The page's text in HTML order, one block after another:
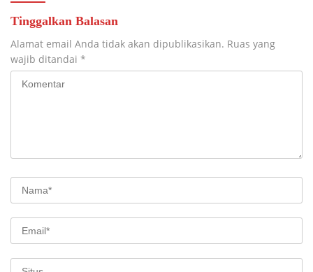
Tinggalkan Balasan
Alamat email Anda tidak akan dipublikasikan. Ruas yang
wajib ditandai *